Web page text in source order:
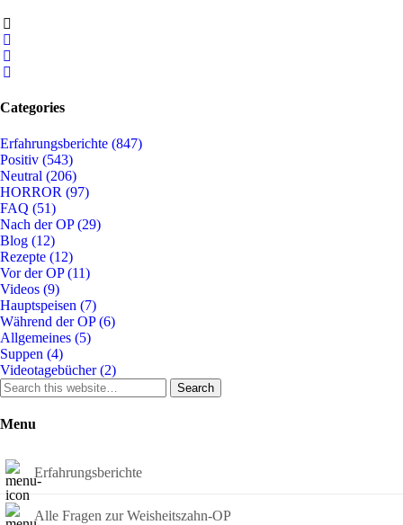
Categories
Erfahrungsberichte (847)
Positiv (543)
Neutral (206)
HORROR (97)
FAQ (51)
Nach der OP(29)
Blog (12)
Rezepte (12)
Vor der OP(11)
Videos (9)
Hauptspeisen (7)
Während der OP(6)
Allgemeines (5)
Suppen (4)
Videotagebücher(2)
Search
Menu
Erfahrungsberichte
Alle Fragen zur Weisheitszahn-OP